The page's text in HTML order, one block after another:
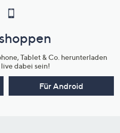
Tablet & Co. herunterladen
dabei sein!
Für Android